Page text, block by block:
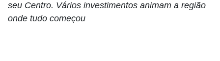
seu Centro. Vários investimentos animam a região
onde tudo começou